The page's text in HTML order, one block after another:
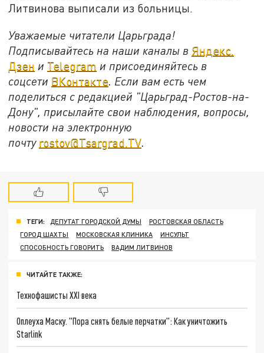
Литвинова выписали из больницы.
Уважаемые читатели Царьграда!
Подписывайтесь на наши каналы в Яндекс.
Дзен и Telegram и присоединяйтесь в
соцсети ВКонтакте . Если вам есть чем
поделиться с редакцией "Царьград-Ростов-на-
Дону", присылайте свои наблюдения, вопросы,
новости на электронную
почту rostov@Tsargrad.ТV
ТЕГИ: ДЕПУТАТ ГОРОДСКОЙ ДУМЫ
РОСТОВСКАЯ ОБЛАСТЬ
ГОРОД ШАХТЫ
МОСКОВСКАЯ КЛИНИКА
ИНСУЛЬТ
СПОСОБНОСТЬ ГОВОРИТЬ
ВАДИМ ЛИТВИНОВ
ЧИТАЙТЕ ТАКЖЕ:
Технофашисты XXI века
Оплеуха Маску. "Пора снять белые перчатки": Как уничтожить
Starlink